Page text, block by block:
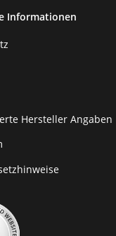
Informationen
Hersteller Angaben